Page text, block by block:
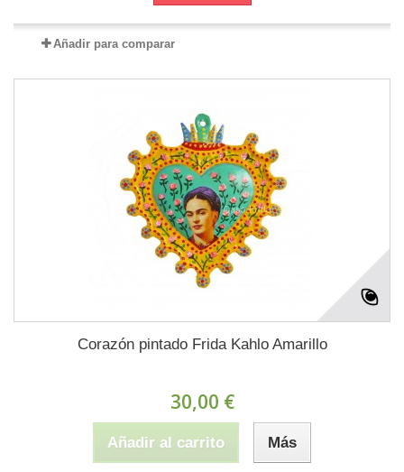
Añadir para comparar
Corazón pintado Frida Kahlo Amarillo
30,00 €
Añadir al carrito Más